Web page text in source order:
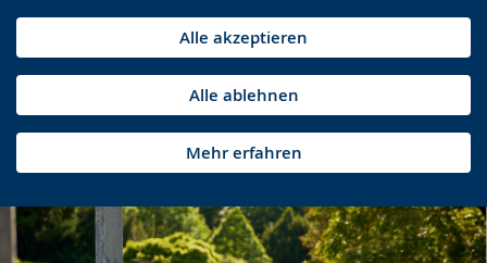
Alle akzeptieren
Alle ablehnen
Mehr erfahren